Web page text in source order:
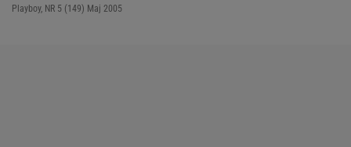
Playboy, NR 5 (149) Maj 2005